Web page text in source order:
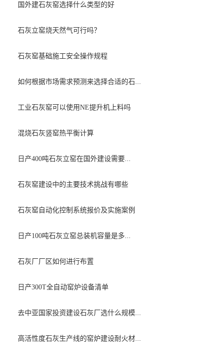
国外建石灰窑选择什么类型的好
石灰立窑烧天然气可行吗？
石灰窑基础施工安全操作规程
如何根据市场需求预测来选择合适的石...
工业石灰窑可以使用NE提升机上料吗
混烧石灰竖窑热平衡计算
日产400吨石灰立窑在国外建设需要...
石灰窑建设中的主要技术挑战有哪些
石灰窑自动化控制系统报价及实施案例
日产100吨石灰立窑总装机容量是多...
石灰厂厂区如何进行布置
日产300T全自动窑炉设备清单
去中亚国家投资建设石灰厂选什么规模...
高活性度石灰生产线的窑炉建设耐火材...